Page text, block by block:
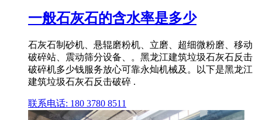
一般石灰石的含水率是多少
石灰石制砂机、悬辊磨粉机、立磨、超细微粉磨、移动
破碎站、震动筛分设备、。黑龙江建筑垃圾石灰石反击
破碎机多少钱服务放心可靠永灿机械及。以下是黑龙江
建筑垃圾石灰石反击破碎 .
联系电话: 180 3780 8511